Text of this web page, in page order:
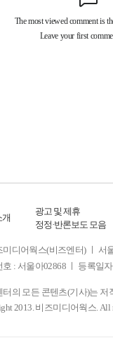
개
광고 및 제휴
정정·반론보도 모음
디어웍스(비즈엔터) ㅣ 서
호 : 서울아02868 ㅣ 등록일
터의 모든 콘텐츠(기사)는 저
2013. 비즈미디어웍스. All